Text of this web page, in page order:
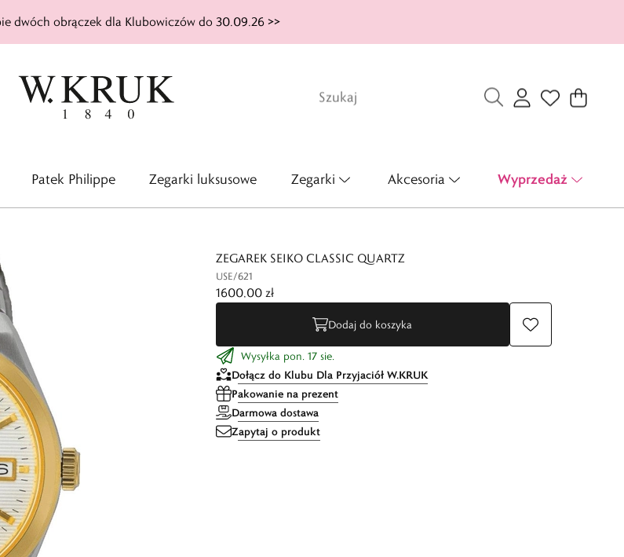
dwóch obrączek dla Klubowiczów do 30.09.26 >>
Patek Philippe Zegarki luksusowe Zegarki Akcesoria Wyprzedaż
ZEGAREK SEIKO CLASSIC QUARTZ
USE/621
1600,00 zł
Dodaj do koszyka
Wysyłka pon. 17 sie.
Dołącz do Klubu Dla Przyjaciół W.KRUK
Pakowanie na prezent
Darmowa dostawa
Zapytaj o produkt